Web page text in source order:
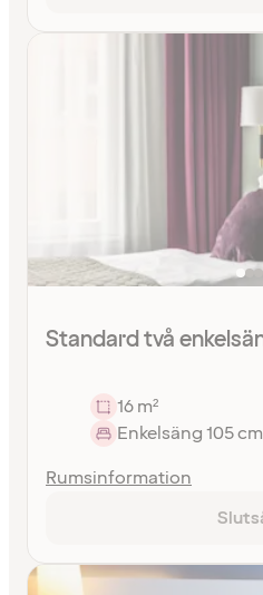
Standard två
16 m²
Enkelsäng 105
Rumsinformation